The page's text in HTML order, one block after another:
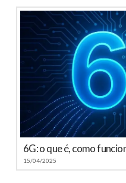
6G: o que é, como
15/04/2025